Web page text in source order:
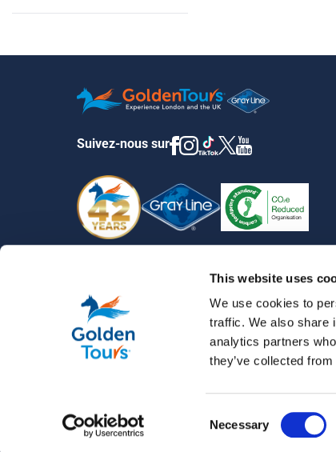
This website uses
We use cookies to
traffic. We also share
analytics partners
they’ve collected
Selection
Necessary
Suivez-nous sur
© 2026 Golden Tours | All rights reserved